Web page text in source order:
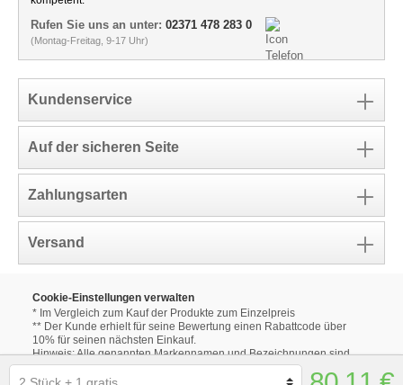
Rufen Sie uns an unter: 02371 478 283 0
(Montag-Freitag, 9-17 Uhr)
Kundenservice
Auf der sicheren Seite
Zahlungsarten
Versand
Cookie-Einstellungen verwalten
* Im Vergleich zum Kauf der Produkte zum Einzelpreis
** Der Kunde erhielt für seine Bewertung einen Rabattcode über
10% für seinen nächsten Einkauf.
Hinweis: Alle genannten Markennamen und Bezeichnungen sind
eingetragene Warenzeichen ihrer Eigentümer.
Die aufgeführten Markennamen und Bezeichnungen auf unseren